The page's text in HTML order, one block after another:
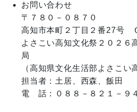
お問い合わせ
〒７８０－０８７０
高知市本町２丁目２番27号　
よさこい高知文化祭２０２６
局
（高知県文化生活部よさこい
担当者：土居、西森、飯田
電　話：０８８－８２１－９